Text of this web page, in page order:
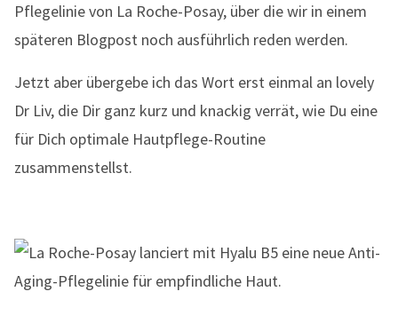
Pflegelinie von La Roche-Posay, über die wir in einem
späteren Blogpost noch ausführlich reden werden.
Jetzt aber übergebe ich das Wort erst einmal an lovely
Dr Liv, die Dir ganz kurz und knackig verrät, wie Du eine
für Dich optimale Hautpflege-Routine
zusammenstellst.